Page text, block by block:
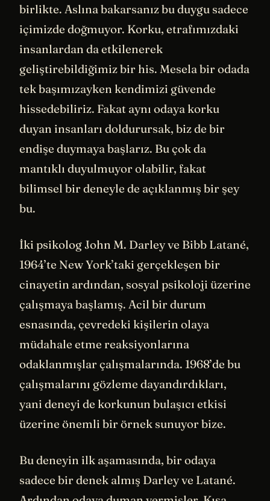
birlikte. Aslına bakarsanız bu duygu sadece
içimizde doğmuyor. Korku, etrafımızdaki
insanlardan da etkilenerek
geliştirebildiğimiz bir his. Mesela bir odada
tek başımızayken kendimizi güvende
hissedebiliriz. Fakat aynı odaya korku
duyan insanları doldurursak, biz de bir
endişe duymaya başlarız. Bu çok da
mantıklı duyulmuyor olabilir, fakat
bilimsel bir deneyle de açıklanmış bir şey
bu.
İki psikolog John M. Darley ve Bibb Latané,
1964’te New York’taki gerçekleşen bir
cinayetin ardından, sosyal psikoloji üzerine
çalışmaya başlamış. Acil bir durum
esnasında, çevredeki kişilerin olaya
müdahale etme reaksiyonlarına
odaklanmışlar çalışmalarında. 1968’de bu
çalışmalarını gözleme dayandırdıkları,
yani deneyi de korkunun bulaşıcı etkisi
üzerine önemli bir örnek sunuyor bize.
Bu deneyin ilk aşamasında, bir odaya
sadece bir denek almış Darley ve Latané.